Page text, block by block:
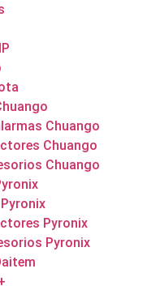
Chuango
Chuango
Chuango
Pyronix
Pyronix